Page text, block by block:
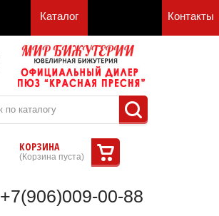
Каталог Контакты
КОРЗИНА
(Корзина пуста)
+7(906)009-00-88